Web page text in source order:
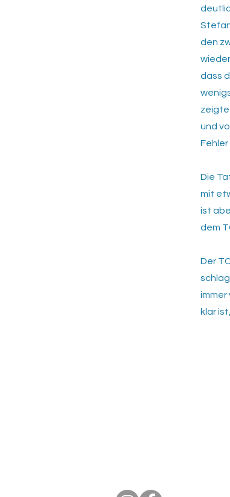
den
dass
zeigte
und
Fehler
Die
mit
ist
dem
Der
immer
klar